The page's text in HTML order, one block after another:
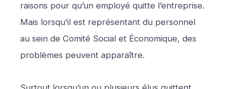
raisons pour qu’un employé quitte l’entreprise.
Mais lorsqu’il est représentant du personnel
au sein de Comité Social et Économique, des
problèmes peuvent apparaître.